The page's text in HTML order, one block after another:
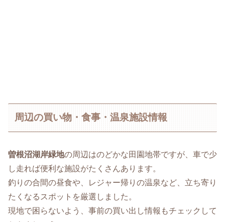
周辺の買い物・食事・温泉施設情報
曽根沼湖岸緑地の周辺はのどかな田園地帯ですが、車で少
し走れば便利な施設がたくさんあります。
釣りの合間の昼食や、レジャー帰りの温泉など、立ち寄り
たくなるスポットを厳選しました。
現地で困らないよう、事前の買い出し情報もチェックして